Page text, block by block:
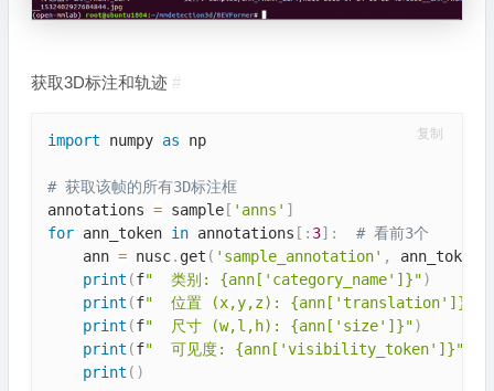
获取3D标注和轨迹 #
import numpy as np
# 获取该帧的所有3D标注框
annotations = sample [ 'anns' ]
for ann_token in annotations [ : 3] :
# 看前3个
    ann
= nusc. get ( 'sample_annotation' , ann_token
print (f"  类别: {ann['category_name']}")
print (f"  位置 (x,y,z): {ann['translation']}"
print (f"  尺寸 (w,l,h): {ann['size']}")
print (f"  可见度: {ann['visibility_token']}"
print ( )
复制